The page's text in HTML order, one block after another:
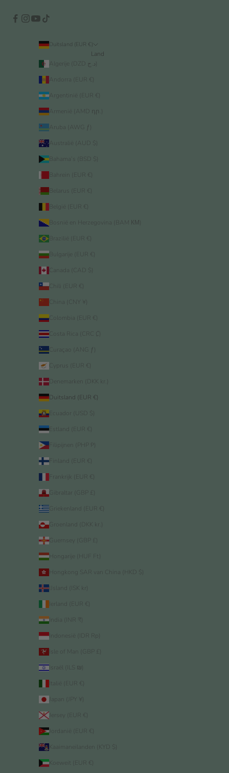
Duitsland (EUR €)
Land
Andorra (EUR €)
Argentinië (EUR €)
Armenië (AMD դր.)
Aruba (AWG ƒ)
Australië (AUD $)
Bahama’s (BSD $)
Bahrein (EUR €)
Belarus (EUR €)
België (EUR €)
Bosnië en Herzegovina (BAM КМ)
Brazilië (EUR €)
Bulgarije (EUR €)
Canada (CAD $)
Chili (EUR €)
China (CNY ¥)
Colombia (EUR €)
Costa Rica (CRC ₡)
Curaçao (ANG ƒ)
Cyprus (EUR €)
Denemarken (DKK kr.)
Duitsland (EUR €)
Ecuador (USD $)
Estland (EUR €)
Filipijnen (PHP ₱)
Finland (EUR €)
Frankrijk (EUR €)
Gibraltar (GBP £)
Griekenland (EUR €)
Groenland (DKK kr.)
Guernsey (GBP £)
Hongarije (HUF Ft)
Hongkong SAR van China (HKD $)
IJsland (ISK kr)
Ierland (EUR €)
India (INR ₹)
Indonesië (IDR Rp)
Isle of Man (GBP £)
Israël (ILS ₪)
Italië (EUR €)
Japan (JPY ¥)
Jersey (EUR €)
Jordanië (EUR €)
Kaaimaneilanden (KYD $)
Koeweit (EUR €)